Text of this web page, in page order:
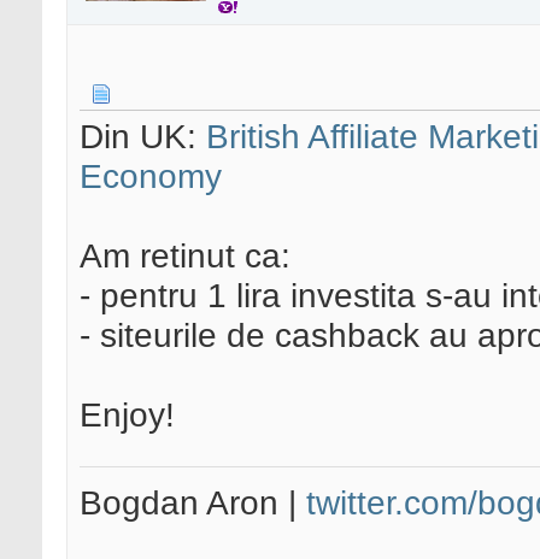
Din UK: British Affiliate
Economy
Am retinut ca:
- pentru 1 lira investita s-au
- siteurile de cashback au
Enjoy!
Bogdan Aron | twitter.com/